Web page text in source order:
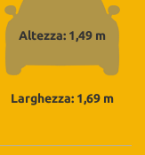
Altezza: 1,49 m
Larghezza: 1,69 m